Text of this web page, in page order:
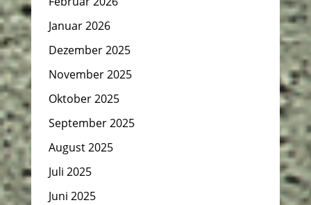
Januar 2026
Dezember 2025
November 2025
Oktober 2025
September 2025
August 2025
Juli 2025
Juni 2025